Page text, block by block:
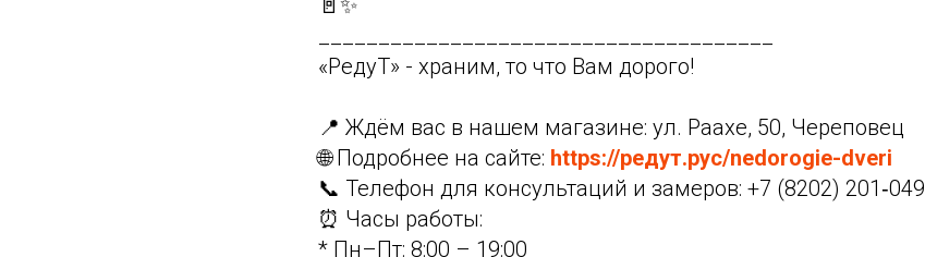
«РедуТ» - храним, то что Вам дорого!
📍 Ждём вас в нашем магазине: ул. Раахе, 50, Череповец
🌐 Подробнее на сайте: https://редут.рус/nedorogie-dveri
📞 Телефон для консультаций и замеров: +7 (8202) 201‑049
⏰ Часы работы:
* Пн–Пт: 8:00 – 19:00